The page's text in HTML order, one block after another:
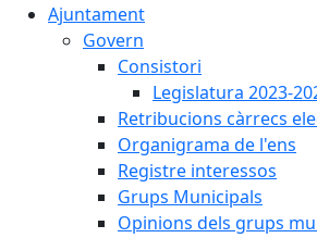
Ajuntament
Govern
Consistori
Legislatura 2023-
Retribucions càrrecs
Organigrama de l'ens
Registre interessos
Grups Municipals
Opinions dels grups